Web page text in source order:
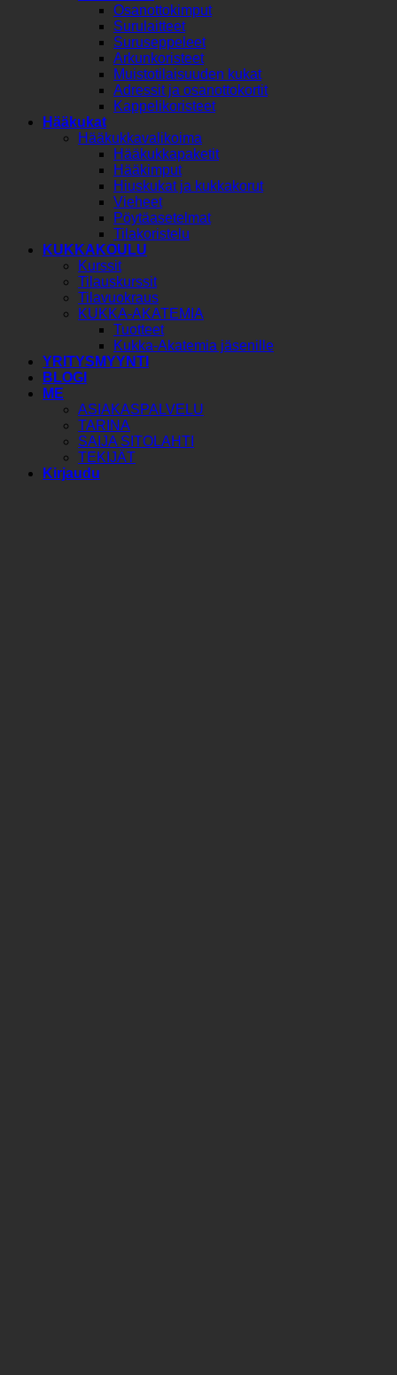
Osanottokimput
Surulaitteet
Suruseppeleet
Arkunkoristeet
Muistotilaisuuden kukat
Adressit ja osanottokortit
Kappelikoristeet
Hääkukat
Hääkukkavalikoima
Hääkukkapaketit
Hääkimput
Hiuskukat ja kukkakorut
Vieheet
Pöytäasetelmat
Tilakoristelu
KUKKAKOULU
Kurssit
Tilauskurssit
Tilavuokraus
KUKKA-AKATEMIA
Tuotteet
Kukka-Akatemia jäsenille
YRITYSMYYNTI
BLOGI
ME
ASIAKASPALVELU
TARINA
SAIJA SITOLAHTI
TEKIJÄT
Kirjaudu